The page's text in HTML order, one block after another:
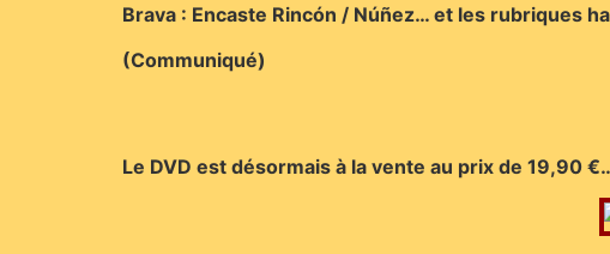
Brava : Encaste Rincón / Núñez… et les rubriques
(Communiqué)
Le DVD est désormais à la vente au prix de 19,90